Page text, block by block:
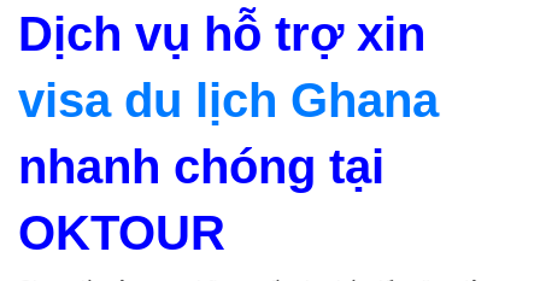
Dịch vụ hỗ trợ xin
visa du lịch Ghana
nhanh chóng tại
OKTOUR